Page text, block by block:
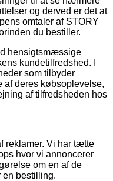
og derved er det at
omtaler af STORY
du bestiller.
hensigtsmæssige
kundetilfredshed. I
som tilbyder
af deres købsoplevelse,
af tilfredsheden hos
reklamer. Vi har tætte
hvor vi annoncerer
om en af de
en bestilling.